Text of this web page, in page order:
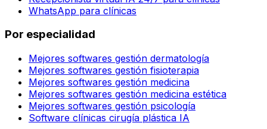
WhatsApp para clínicas
Por especialidad
Mejores softwares gestión dermatología
Mejores softwares gestión fisioterapia
Mejores softwares gestión medicina
Mejores softwares gestión medicina estética
Mejores softwares gestión psicología
Software clínicas cirugía plástica IA